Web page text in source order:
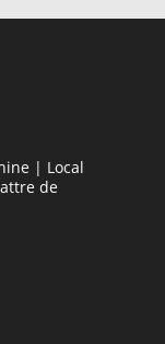
| Local
de